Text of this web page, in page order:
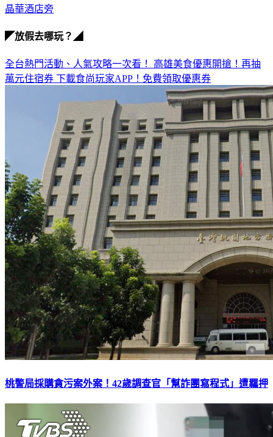
晶華酒店旁
◤放假去哪玩？◢
全台熱門活動、人氣攻略一次看！ 高雄美食優惠開搶！再抽
萬元住宿券 下載食尚玩家APP！免費領取優惠券
桃警局採購貪污案外案！42歲調查官「幫詐團寫程式」遭羈押